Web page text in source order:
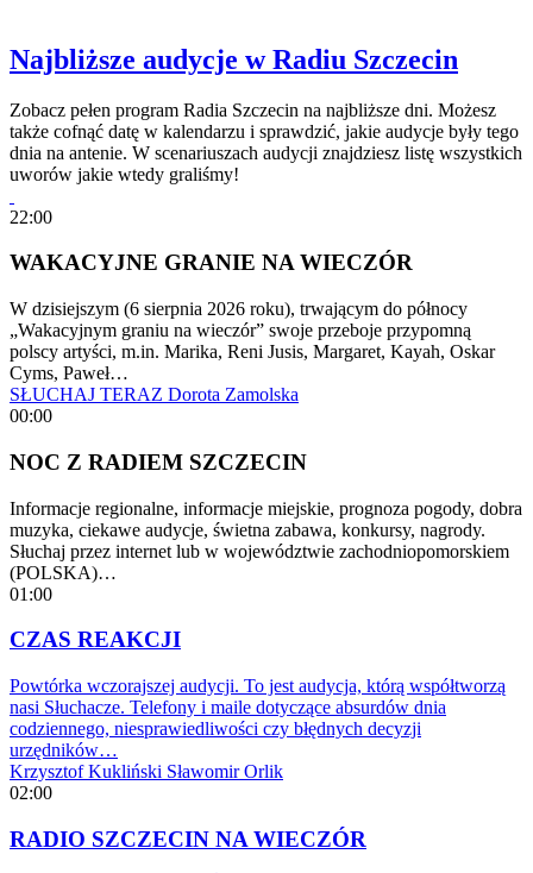
Najbliższe audycje w Radiu Szczecin
Zobacz pełen program Radia Szczecin na najbliższe dni. Możesz
także cofnąć datę w kalendarzu i sprawdzić, jakie audycje były tego
dnia na antenie. W scenariuszach audycji znajdziesz listę wszystkich
uworów jakie wtedy graliśmy!
22:00
WAKACYJNE GRANIE NA WIECZÓR
W dzisiejszym (6 sierpnia 2026 roku), trwającym do północy
„Wakacyjnym graniu na wieczór” swoje przeboje przypomną
polscy artyści, m.in. Marika, Reni Jusis, Margaret, Kayah, Oskar
Cyms, Paweł…
SŁUCHAJ TERAZ Dorota Zamolska
00:00
NOC Z RADIEM SZCZECIN
Informacje regionalne, informacje miejskie, prognoza pogody, dobra
muzyka, ciekawe audycje, świetna zabawa, konkursy, nagrody.
Słuchaj przez internet lub w województwie zachodniopomorskiem
(POLSKA)…
01:00
CZAS REAKCJI
Powtórka wczorajszej audycji. To jest audycja, którą współtworzą
nasi Słuchacze. Telefony i maile dotyczące absurdów dnia
codziennego, niesprawiedliwości czy błędnych decyzji
urzędników…
Krzysztof Kukliński Sławomir Orlik
02:00
RADIO SZCZECIN NA WIECZÓR